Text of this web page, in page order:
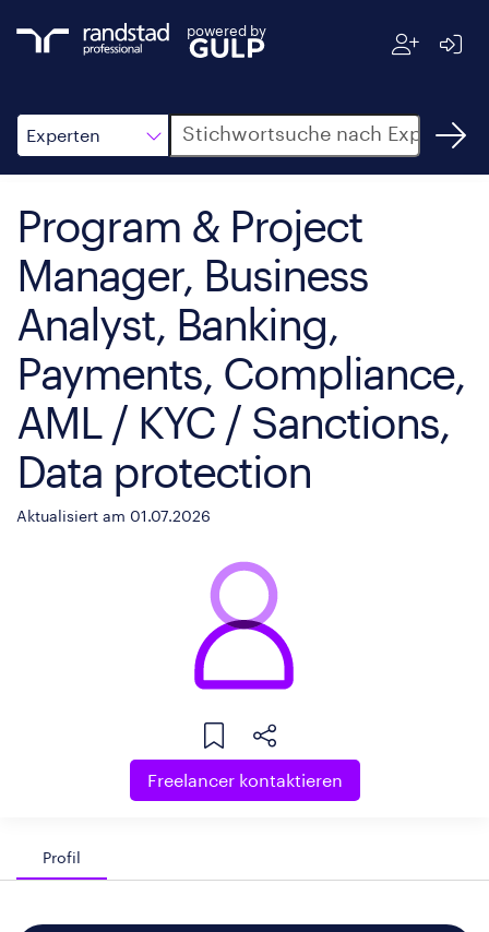
powered by
Experten
Suche
Program & Project
Manager, Business
Analyst, Banking,
Payments, Compliance,
AML / KYC / Sanctions,
Data protection
Aktualisiert am 01.07.2026
Freelancer kontaktieren
Profil